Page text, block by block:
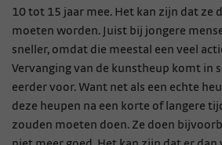
10 tot 15 jaar mee. Het kan zijn dat ze
moeten worden. Juist bij jongere
sneller, omdat die meestal een veel
Vervanging van de kunstheup komt in
eerder voor. Want net als een echte
deze heupen na een korte of langere
zouden moeten doen. Ze doen